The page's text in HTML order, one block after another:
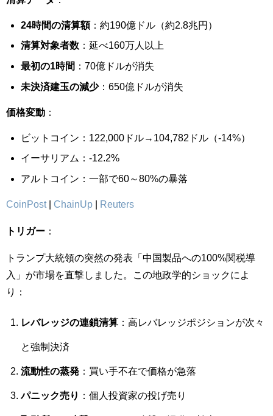
24時間の清算額：約190億ドル（約2.8兆円）
清算対象者数 ：延べ160万人以上
最初の1時間 ：70億ドルが消失
未決済建玉の減少：650億ドルが消失
価格変動 ：
ビットコイン：122,000ドル→104,782ドル（-14%）
イーサリアム：-12.2%
アルトコイン：一部で60～80%の暴落
CoinPost ChainUp Reuters
トリガー ：
トランプ大統領の突然の発表「中国製品への100%関税導
入」が市場を直撃しました。この地政学的ショックによ
り：
レバレッジの連鎖清算 ：高レバレッジポジションが次々
と強制決済
流動性の蒸発 ：買い手不在で価格が急落
パニック売り ：個人投資家の投げ売り